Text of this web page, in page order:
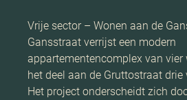
Vrije sector – Wonen aan de
Gansstraat verrijst een modern
appartementencomplex van vier
het deel aan de Gruttostraat drie
Het project onderscheidt zich